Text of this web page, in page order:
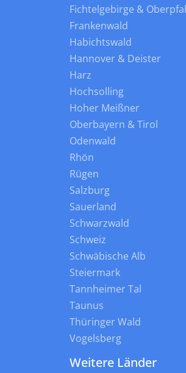
Fichtelgebirge &
Frankenwald
Habichtswald
Hannover & Deister
Harz
Hochsolling
Hoher Meißner
Oberbayern & Tirol
Odenwald
Rhön
Rügen
Salzburg
Sauerland
Schwarzwald
Schweiz
Schwäbische Alb
Steiermark
Tannheimer Tal
Taunus
Thüringer Wald
Vogelsberg
Weitere Länder